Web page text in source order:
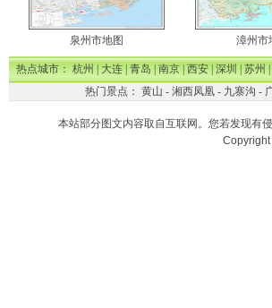
泉州市地图 漳州市
热点城市：杭州|大连|青岛|南京|西安|深圳|苏州|
热门景点： 黄山 - 湘西凤凰- 九寨沟 -
本站部分图文内容取自互联网。您若发现有